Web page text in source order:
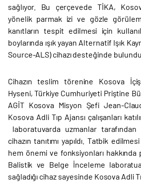
sağlıyor. Bu çerçevede TİKA,
yönelik parmak izi ve gözle
kanıtların tespit edilmesi için
boylarında ışık yayan Alternatif Işık
Source-ALS) cihazı desteğinde bulundu.
Cihazın teslim törenine Kosova
Hyseni, Türkiye Cumhuriyeti Priştine
AGİT Kosova Misyon Şefi Jean-
Kosova Adli Tıp Ajansı çalışanları
laboratuvarda uzmanlar tarafından
cihazın tanıtımı yapıldı. Tatbik
hem önemi ve fonksiyonları
Balistik ve Belge İnceleme
sağladığı cihaz sayesinde Kosova Adli